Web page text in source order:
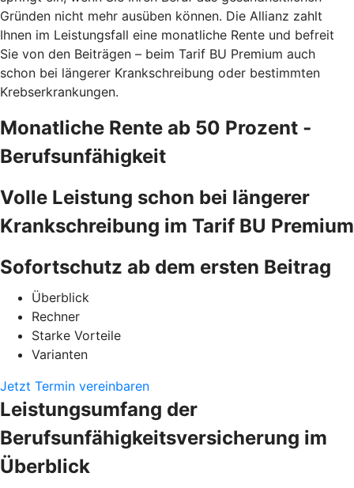
Gründen nicht mehr ausüben können. Die Allianz zahlt
Ihnen im Leistungsfall eine monatliche Rente und befreit
Sie von den Beiträgen – beim Tarif BU Premium auch
schon bei längerer Krankschreibung oder bestimmten
Krebserkrankungen.
Monatliche Rente ab 50 Prozent ­
Berufsunfähigkeit
Volle Leistung schon bei längerer
Krankschreibung im Tarif BU Premium
Sofortschutz ab dem ersten Beitrag
Überblick
Rechner
Starke Vorteile
Varianten
Jetzt Termin vereinbaren
Leistungsumfang der
Berufsunfähigkeitsversicherung im
Überblick